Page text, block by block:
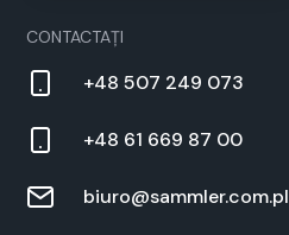
CON­TAC­TAȚI
+48 507 249 073
+48 61 669 87 00
biuro@sammler.com.pl